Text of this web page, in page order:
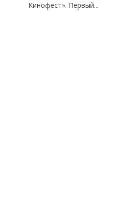
Кинофест». Первый...